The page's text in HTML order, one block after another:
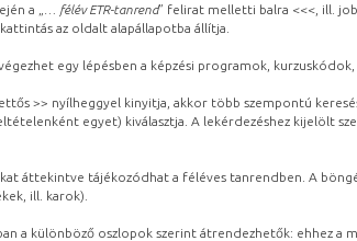
a „ … félév ETR-tanrend” felirat melletti balra <<<, ill.
az oldalt alapállapotba állítja.
egy lépésben a képzési programok,
>> nyílheggyel kinyitja, akkor több szempontú
egyet) kiválasztja. A lekérdezéshez kijelölt
áttekintve tájékozódhat a féléves tanrendben. A
ill. karok).
a különböző oszlopok szerint átrendezhetők: ehhez a